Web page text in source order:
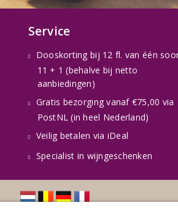
Service
Dooskorting bij 12 fl. van één
11 + 1 (behalve bij netto
aanbiedingen)
Gratis bezorging vanaf €75,00 via
PostNL (in heel Nederland)
Veilig betalen via iDeal
Specialist in wijngeschenken